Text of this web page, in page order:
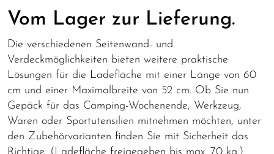
Vom Lager zur Lieferung.
Die verschiedenen Seitenwand- und
Verdeckmöglichkeiten bieten weitere praktische
Lösungen für die Ladefläche mit einer Länge von 60
cm und einer Maximalbreite von 52 cm. Ob Sie nun
Gepäck für das Camping-Wochenende, Werkzeug,
Waren oder Sportutensilien mitnehmen möchten, unter
den Zubehörvarianten finden Sie mit Sicherheit das